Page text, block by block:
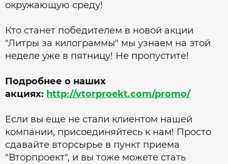
окружающую среду!
Кто станет победителем в новой акции
"Литры за килограммы" мы узнаем на этой
неделе уже в пятницу! Не пропустите!
Подробнее о наших
акциях: http://vtorproekt.com/promo/
Если вы еще не стали клиентом нашей
компании, присоединяйтесь к нам! Просто
сдавайте вторсырье в пункт приема
"Вторпроект", и вы тоже можете стать